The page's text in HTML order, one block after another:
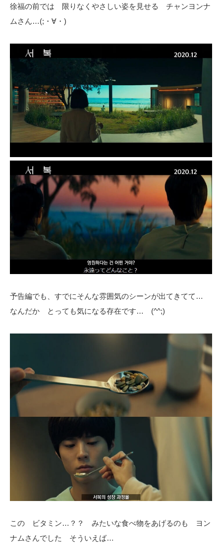
徐福の前では 限りなくやさしい姿を見せる チャンヨンナ
ムさん…(;・∀・)
予告編でも、すでにそんな雰囲気のシーンが出てきてて…
なんだか とっても気になる存在です… (^^;)
この ビタミン…？？ みたいな食べ物をあげるのも ヨン
ナムさんでした そういえば…